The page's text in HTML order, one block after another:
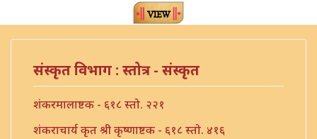
संस्कृत विभाग : स्तोत्र - संस्कृत
शंकरमालाष्टक - ६१८ स्तो. २२१
शंकराचार्य कृत श्री कृष्णाष्टक - ६१८ स्तो. ४१६